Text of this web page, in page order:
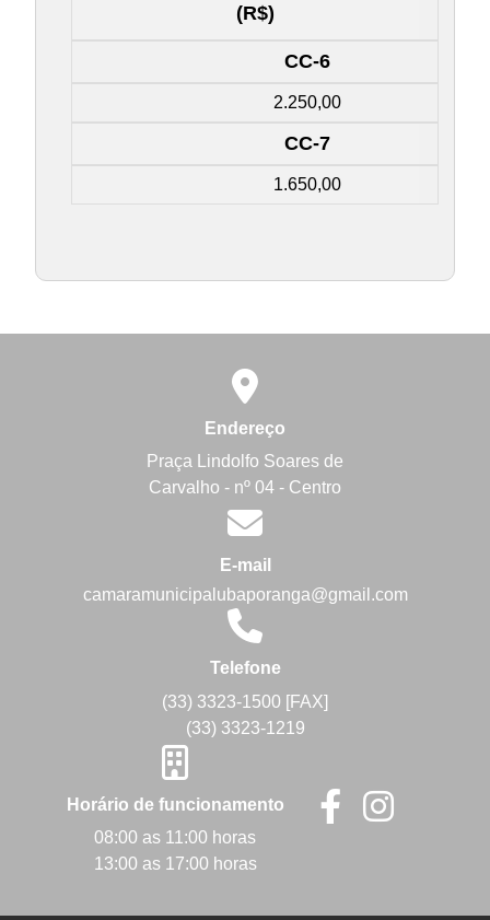
(R$)
CC-6
2.250,00
CC-7
1.650,00
Endereço
Praça Lindolfo Soares de
Carvalho - nº 04 - Centro
E-mail
camaramunicipalubaporanga@gmail.com
Telefone
(33) 3323-1500 [FAX]
(33) 3323-1219
Horário de funcionamento
08:00 as 11:00 horas
13:00 as 17:00 horas